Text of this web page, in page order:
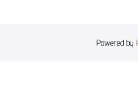
Powered by